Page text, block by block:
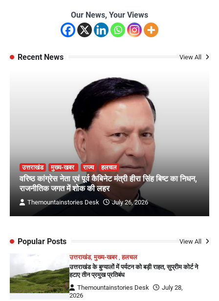
Our News, Your Views
Recent News View All
उत्तराखंड मुख्य-खबर राज्य हलचल
वरिष्ठ कांग्रेस नेता एवं पूर्व कैबिनेट मंत्री हीरा सिंह बिष्ट का निधन,
राजनीतिक जगत में शोक की लहर
Themountainstories Desk July 26, 2026
Popular Posts View All
उत्तराखंड,मुख्य-खबर ,हलचल
उत्तराखंड के बुग्यालों में पर्यटन को बड़ी राहत, सुप्रीम कोर्ट ने
हटाए तीन प्रमुख प्रतिबंध
Themountainstories Desk
July 28,
2026